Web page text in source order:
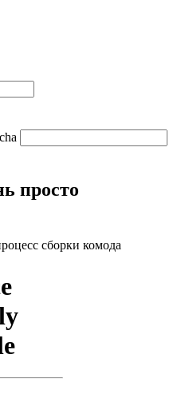
просто
сборки комода